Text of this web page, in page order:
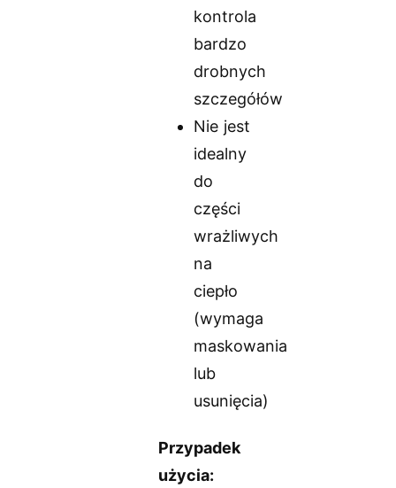
kontrola
bardzo
drobnych
szczegółów
Nie jest
idealny
do
części
wrażliwych
na
ciepło
(wymaga
maskowania
lub
usunięcia)
Przypadek
użycia: